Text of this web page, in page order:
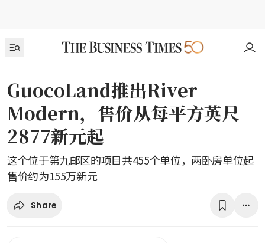
GuocoLand推出River
Modern，售价从每平方英尺
2877新元起
这个位于第九邮区的项目共455个单位，两卧房单位起
售价约为155万新元
Share